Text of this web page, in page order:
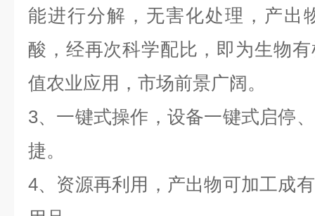
能进行分解，无害化处理，产出
酸，经再次科学配比，即为生物
值农业应用，市场前景广阔。
3、一键式操作，设备一键式启停
捷。
4、资源再利用，产出物可加工成